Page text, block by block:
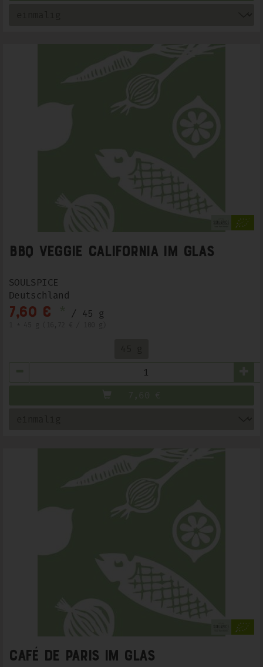
BBQ Veggie California im Glas
SOULSPICE
Deutschland
7,60 € / 45 g
Café de Paris im Glas